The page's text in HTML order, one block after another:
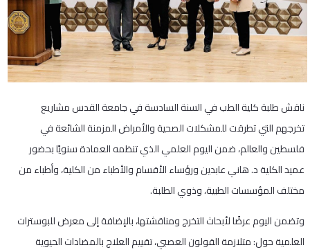
ناقش طلبة كلية الطب في السنة السادسة في جامعة القدس مشاريع
تخرجهم التي تطرقت للمشكلات الصحية والأمراض المزمنة الشائعة في
فلسطين والعالم، ضمن اليوم العلمي الذي تنظمه العمادة سنويًا بحضور
عميد الكلية د. هاني عابدين ورؤساء الأقسام والأطباء من الكلية، وأطباء من
مختلف المؤسسات الطبية، وذوي الطلبة.
وتضمن اليوم عرضًا لأبحاث التخرج ومناقشتها، بالإضافة إلى معرض للبوسترات
العلمية حول: متلازمة القولون العصبي، تقييم العلاج بالمضادات الحيوية